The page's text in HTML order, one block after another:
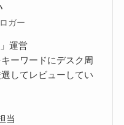
ガー
運営
ーワードにデスク周
してレビューしてい
当